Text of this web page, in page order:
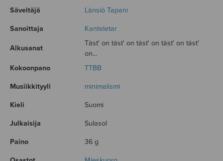
Säveltäjä Länsiö Tapani
Sanoittaja Kanteletar
Alkusanat
Täst' on täst' on täst' on täst' on täst'
on...
Kokoonpano
TTBB
Musiikkityyli minimalismi
Kieli Suomi
Julkaisija Sulasol
Paino 36 g